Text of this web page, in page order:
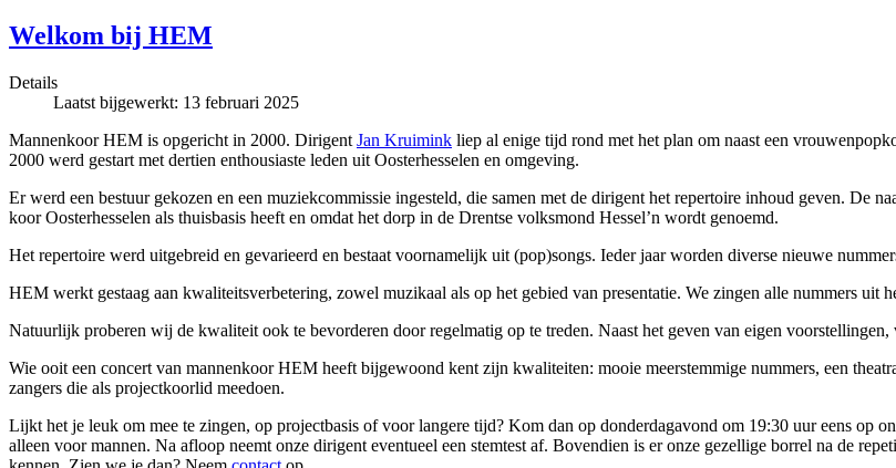
Welkom bij HEM
Details
Laatst bijgewerkt: 13 februari 2025
Mannenkoor HEM is opgericht in 2000. Dirigent Jan Kruimink liep al enige tijd rond met het plan om naast een
2000 werd gestart met dertien enthousiaste leden uit Oosterhesselen en omgeving.
Er werd een bestuur gekozen en een muziekcommissie ingesteld, die samen met de dirigent het repertoire inhoud geven. De
koor Oosterhesselen als thuisbasis heeft en omdat het dorp in de Drentse volksmond Hessel’n wordt genoemd.
Het repertoire werd uitgebreid en gevarieerd en bestaat voornamelijk uit (pop)songs. Ieder jaar worden diverse nieuwe
HEM werkt gestaag aan kwaliteitsverbetering, zowel muzikaal als op het gebied van presentatie. We zingen alle nummers uit
Natuurlijk proberen wij de kwaliteit ook te bevorderen door regelmatig op te treden. Naast het geven van eigen
Wie ooit een concert van mannenkoor HEM heeft bijgewoond kent zijn kwaliteiten: mooie meerstemmige nummers, een
zangers die als projectkoorlid meedoen.
Lijkt het je leuk om mee te zingen, op projectbasis of voor langere tijd? Kom dan op donderdagavond om 19:30 uur eens op
alleen voor mannen. Na afloop neemt onze dirigent eventueel een stemtest af. Bovendien is er onze gezellige borrel na de